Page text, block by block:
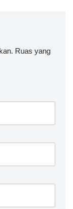
Ruas yang